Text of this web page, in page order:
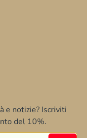
e notizie? Iscriviti
del 10%.